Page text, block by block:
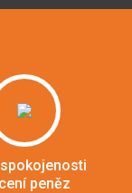
peněz